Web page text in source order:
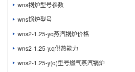
wns锅炉型号参数
wns锅炉型号
wns2-1.25-yq蒸汽锅炉价格
wns2-1.25-y.q供热能力
wns2-1.25-y(q)型号燃气蒸汽锅炉